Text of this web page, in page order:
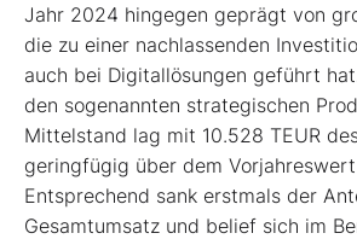
Jahr 2024 hingegen geprägt von
die zu einer nachlassenden
auch bei Digitallösungen geführt
den sogenannten strategischen
Mittelstand lag mit 10.528 TEUR
geringfügig über dem
Entsprechend sank erstmals der
Gesamtumsatz und belief sich im